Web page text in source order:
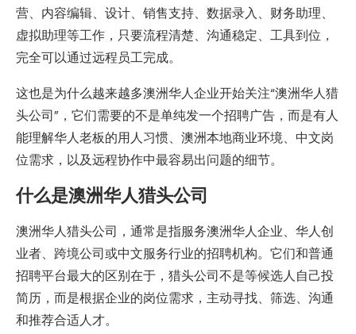
营、内容编辑、设计、销售支持、数据录入、财务助理、
虚拟助理等工作，只要流程清楚、沟通稳定、工具到位，
完全可以通过远程员工完成。
这也是为什么越来越多澳洲华人企业开始关注“澳洲华人猎
头公司”，它们需要的不是单纯发一个招聘广告，而是有人
能理解华人老板的用人习惯、澳洲本地商业环境、中文岗
位需求，以及远程协作中最容易出问题的细节。
什么是澳洲华人猎头公司
澳洲华人猎头公司，通常是指服务澳洲华人企业、华人创
业者、跨境公司或中文服务行业的招聘机构。它们和普通
招聘平台最大的区别在于，猎头公司不是等候选人自己投
简历，而是根据企业的岗位需求，主动寻找、筛选、沟通
和推荐合适人才。